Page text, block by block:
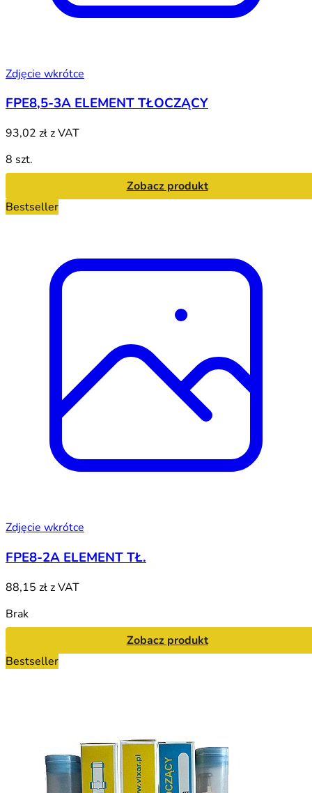
Zdjęcie wkrótce
FPE8,5-3A ELEMENT TŁOCZĄCY
93,02 złz VAT
8 szt.
Zobacz produkt
Bestseller
Zdjęcie wkrótce
FPE8-2A ELEMENT TŁ.
88,15 złz VAT
Brak
Zobacz produkt
Bestseller